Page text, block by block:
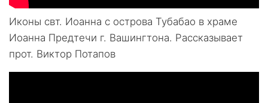
Иконы свт. Иоанна с острова Тубабао в храме
Иоанна Предтечи г. Вашингтона. Рассказывает
прот. Виктор Потапов